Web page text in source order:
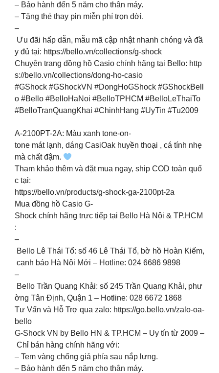
– Bảo hành đến 5 năm cho thân máy.
– Tặng thẻ thay pin miễn phí trọn đời.
–
Ưu đãi hấp dẫn, mẫu mã cập nhật nhanh chóng và đầ
y đủ tại: https://bello.vn/collections/g-shock
Chuyên trang đồng hồ Casio chính hãng tại Bello: http
s://bello.vn/collections/dong-ho-casio
#GShock #GShockVN #DongHoGShock #GShockBell
o #Bello #BelloHaNoi #BelloTPHCM #BelloLeThaiTo
#BelloTranQuangKhai #ChinhHang #UyTin #Tu2009
A-2100PT-2A: Màu xanh tone-on-
tone mát lạnh, dáng CasiOak huyền thoại , cá tính nhẹ
mà chất đậm.
Tham khảo thêm và đặt mua ngay, ship COD toàn quố
c tại:
https://bello.vn/products/g-shock-ga-2100pt-2a
Mua đồng hồ Casio G-
Shock chính hãng trực tiếp tại Bello Hà Nội & TP.HCM
:
–
Bello Lê Thái Tổ: số 46 Lê Thái Tổ, bờ hồ Hoàn Kiếm,
cạnh báo Hà Nội Mới – Hotline: 024 6686 9898
–
Bello Trần Quang Khải: số 245 Trần Quang Khải, phư
ờng Tân Định, Quận 1 – Hotline: 028 6672 1868
Tư Vấn và Hỗ Trợ qua zalo: https://go.bello.vn/zalo-oa-
bello
G-Shock VN by Bello HN & TP.HCM – Uy tín từ 2009 –
Chỉ bán hàng chính hãng với:
– Tem vàng chống giả phía sau nắp lưng.
– Bảo hành đến 5 năm cho thân máy.